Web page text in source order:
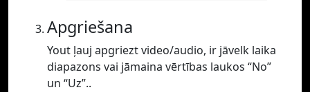
Apgriešana
Yout ļauj apgriezt video/audio, ir jāvelk laika
diapazons vai jāmaina vērtības laukos “No”
un “Uz”..